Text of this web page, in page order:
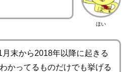
ほい
月末から2018年以降に起きる
かってるものだけでも挙げる